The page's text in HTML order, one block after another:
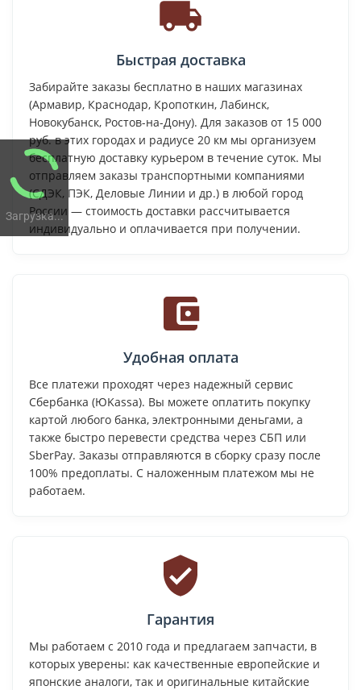
Загрузка...
Быстрая доставка
Забирайте заказы бесплатно в наших магазинах
(Армавир, Краснодар, Кропоткин, Лабинск,
Новокубанск, Ростов-на-Дону). Для заказов от 15 000
руб. в этих городах и радиусе 20 км мы организуем
бесплатную доставку курьером в течение суток. Мы
отправляем заказы транспортными компаниями
(СДЭК, ПЭК, Деловые Линии и др.) в любой город
России — стоимость доставки рассчитывается
индивидуально и оплачивается при получении.
Удобная оплата
Все платежи проходят через надежный сервис
Сбербанка (ЮKassa). Вы можете оплатить покупку
картой любого банка, электронными деньгами, а
также быстро перевести средства через СБП или
SberPay. Заказы отправляются в сборку сразу после
100% предоплаты. С наложенным платежом мы не
работаем.
Гарантия
Мы работаем с 2010 года и предлагаем запчасти, в
которых уверены: как качественные европейские и
японские аналоги, так и оригинальные китайские